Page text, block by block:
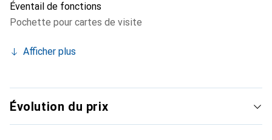
Éventail de fonctions
Pochette pour cartes de visite
Afficher plus
Évolution du prix